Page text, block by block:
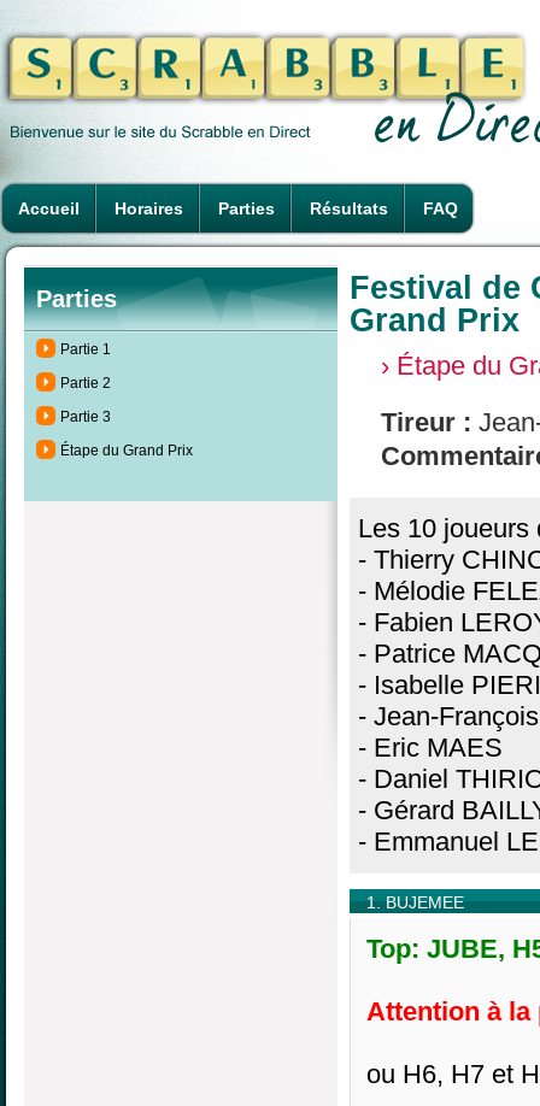
Accueil Horaires Parties Résultats FAQ
Parties
Partie 1
Partie 2
Partie 3
Étape du Grand Prix
Festival de
Grand Prix
› Étape du
Tireur :
Les 10 joueurs
- Thierry
- Mélodie
- Fabien
- Patrice
- Isabelle PIERI
- Jean-
- Eric MAES
- Daniel
- Gérard
- Emmanuel
1. BUJEMEE
Top: JUBE,
Attention à la
ou H6, H7 et